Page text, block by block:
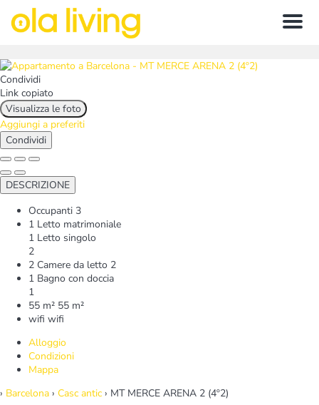
Menu
Condividi
Link copiato
Visualizza le foto
Aggiungi a preferiti
Condividi
DESCRIZIONE
Occupanti 3
1 Letto matrimoniale
1 Letto singolo
2
2 Camere da letto 2
1 Bagno con doccia
1
55 m² 55 m²
wifi wifi
Alloggio
Condizioni
Mappa
› Barcelona › Casc antic › MT MERCE ARENA 2 (4º2)